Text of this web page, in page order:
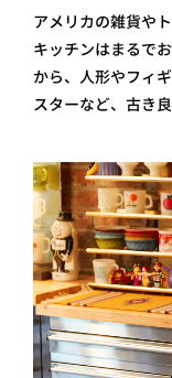
アメリカの雑貨や
キッチンはまるで
から、人形やフィ
スターなど、古き